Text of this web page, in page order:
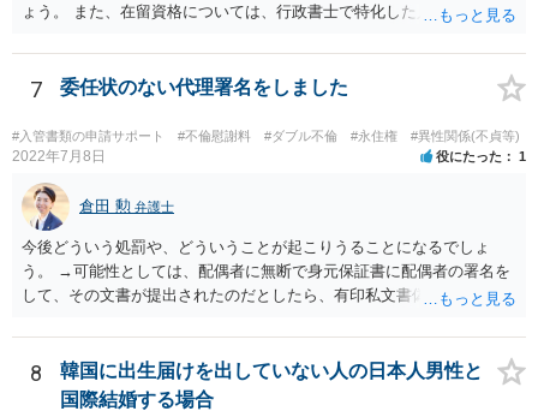
ょう。 また、在留資格については、行政書士で特化した人が何人も い
人は少ないですね。
7 委任状のない代理署名をしました
#入管書類の申請サポート #不倫慰謝料 #ダブル不倫 #永住権 #異性関係(不貞等)
2022年7月8日 役にたった 1
倉田 勲 弁護士
今後どういう処罰や、どういうことが起こりうることになるでしょ
う。 →可能性としては、配偶者に無断で身元保証書に配偶者の署名を
して、その文書が提出されたのだとしたら、有印私文書偽造・同行使
規定されています。
8
韓国に出生届けを出していない人の日本人男性と
国際結婚する場合